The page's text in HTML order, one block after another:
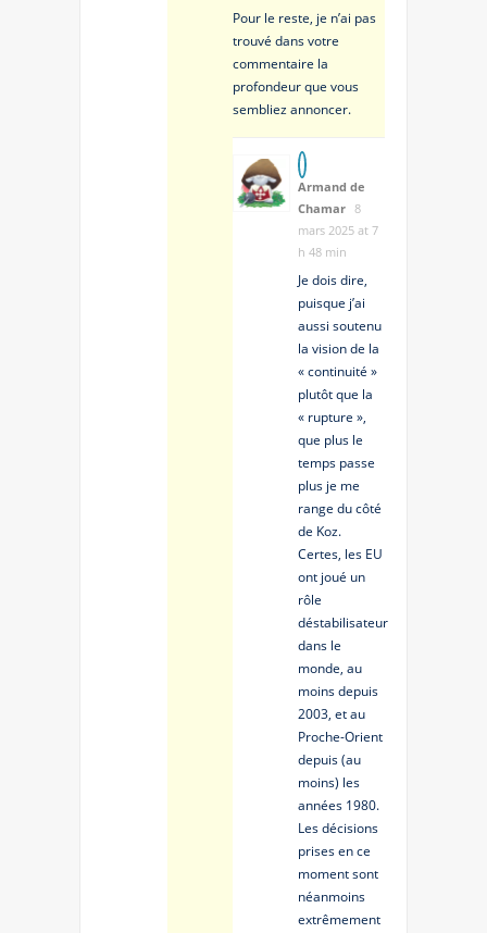
Pour le reste, je n’ai pas
trouvé dans votre
commentaire la
profondeur que vous
sembliez annoncer.
Armand de
Chamar 8
mars 2025 at 7
h 48 min
Je dois dire,
puisque j’ai
aussi soutenu
la vision de la
« continuité »
plutôt que la
« rupture »,
que plus le
temps passe
plus je me
range du côté
de Koz.
Certes, les EU
ont joué un
rôle
déstabilisateur
dans le
monde, au
moins depuis
2003, et au
Proche-Orient
depuis (au
moins) les
années 1980.
Les décisions
prises en ce
moment sont
néanmoins
extrêmement